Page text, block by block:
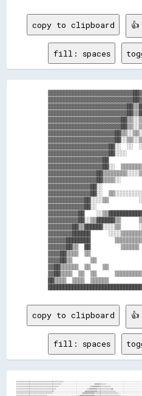
copy to clipboard
fill: spaces
▓▓▓▓▓▓▓▓▓▓▓▓▓▓▓▓▓▓▓▓██░░  ░░
▓▓▓▓▓▓▓▓▓▓▓▓▓▓▓▓▓▓▓▓██░░░░
▓▓▓▓▓▓▓▓▓▓▓▓▓▓▓▓▓▓██
▓▓▓▓▓▓▓▓▓▓▓▓▓▓▓▓▓▓██░░
▓▓▓▓▓▓▓▓▓▓▓▓▓▓▓▓██▒▒▒▒░░
▓▓▓▓▓▓▓▓▓▓▓▓▓▓██░░
▓▓▓▓▓▓▓▓▓▓▓▓▓▓██░░
▓▓▓▓▓▓▓▓▓▓▓▓██░░░░▒▒
▓▓▓▓▓▓▓▓▓▓▓▓██░░
▓▓▓▓▓▓▓▓▓▓██
▓▓▓▓▓▓▓▓▓▓██░░▒▒██████▒▒
▓▓▓▓▓▓▓▓██▒▒██████░░░░▒▒
▓▓▓▓▓▓▓▓██████
▓▓▓▓▓▓████████
▓▓▓▓▓▓██▒▒  ██
▓▓▓▓██▒▒▒▒  ▒▒
▓▓▓▓██▒▒      ▒▒
▓▓██▒▒▒▒▒▒  ▒▒    ▒▒
▓▓██▒▒▒▒  ▒▒  ▒▒
██▒▒▒▒  ▒▒▒▒  ▒▒▒▒▒▒
copy to clipboard
fill: spaces